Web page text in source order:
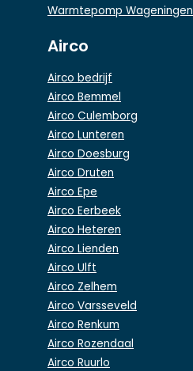
Warmtepomp Wageningen
Airco
Airco bedrijf
Airco Bemmel
Airco Culemborg
Airco Lunteren
Airco Doesburg
Airco Druten
Airco Epe
Airco Eerbeek
Airco Heteren
Airco Lienden
Airco Ulft
Airco Zelhem
Airco Varsseveld
Airco Renkum
Airco Rozendaal
Airco Ruurlo